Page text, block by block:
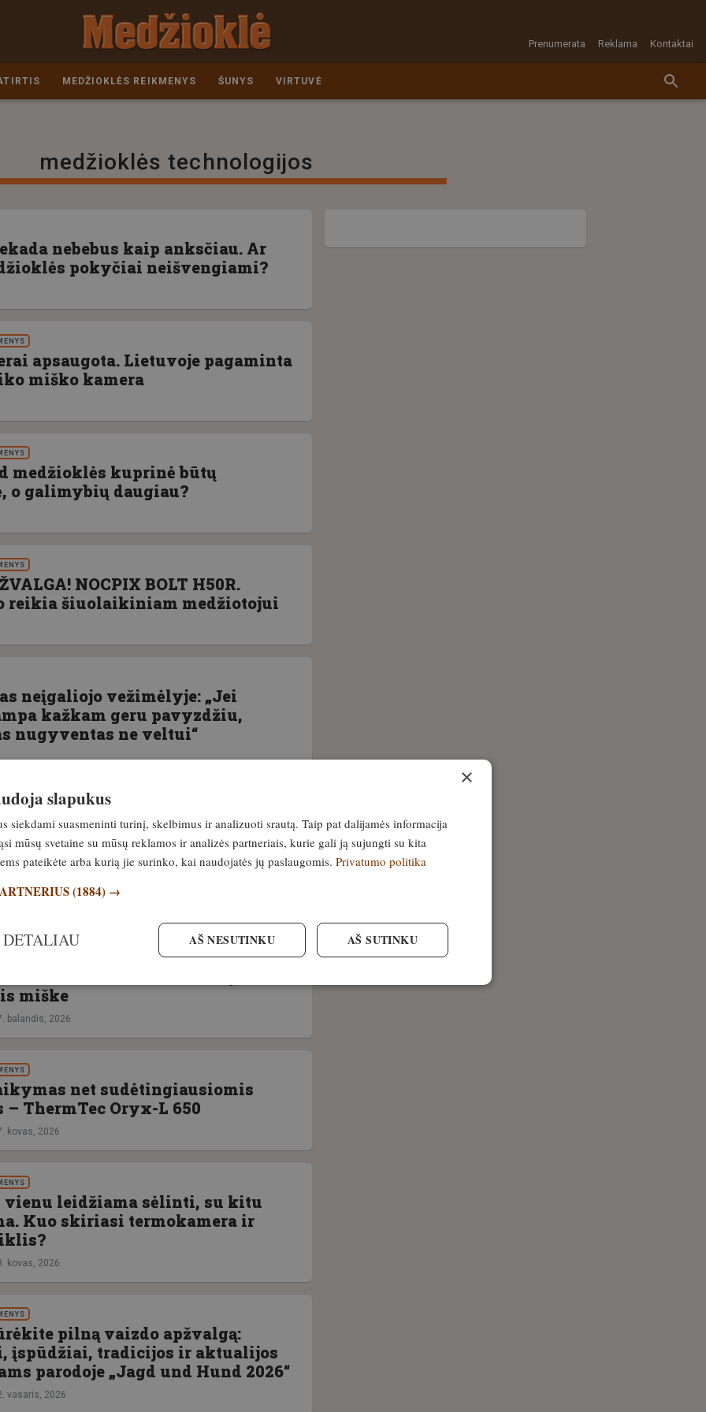
Prenumerata Reklama Kontaktai
MEDŽIOKLĖS REIKMENYS ŠUNYS VIRTUVĖ
medžioklės technologijos
nebebus kaip anksčiau. Ar
pokyčiai neišvengiami?
apsaugota. Lietuvoje pagaminta
miško kamera
medžioklės kuprinė būtų
o galimybių daugiau?
NOCPIX BOLT H50R.
reikia šiuolaikiniam medžiotojui
neįgaliojo vežimėlyje: „Jei
kažkam geru pavyzdžiu,
nugyventas ne veltui“
biudžetinėje klasėje!
taikiklį SYTONG GM06-
nors opera – elnias to
miške
balandis, 2026
net sudėtingiausiomis
ThermTec Oryx-L 650
kovas, 2026
vienu leidžiama sėlinti, su kitu
Kuo skiriasi termokamera ir
kovas, 2026
pilną vaizdo apžvalgą:
įspūdžiai, tradicijos ir aktualijos
parodoje „Jagd und Hund 2026“
vasaris, 2026
×
slapukus
siekdami suasmeninti turinį, skelbimus ir analizuoti srautą. Taip pat dalijamės informacija
mūsų svetaine su mūsų reklamos ir analizės partneriais, kurie gali ją sujungti su kita
pateikėte arba kurią jie surinko, kai naudojatės jų paslaugomis. Privatumo politika
(1884) →
AŠ SUTINKU
AŠ NESUTINKU
DETALIAU